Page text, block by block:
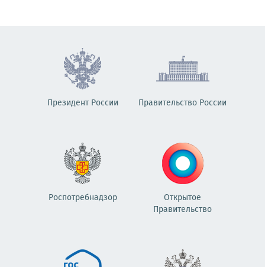
Президент России Правительство России
Роспотребнадзор
Открытое
Правительство